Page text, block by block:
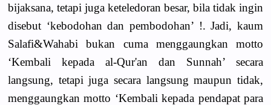
bijaksana, tetapi juga keteledoran besar, bila tidak ingin
disebut ‘kebodohan dan pembodohan’ !. Jadi, kaum
Salafi&Wahabi bukan cuma menggaungkan motto
‘Kembali kepada al-Qur'an dan Sunnah’ secara
langsung, tetapi juga secara langsung maupun tidak,
menggaungkan motto ‘Kembali kepada pendapat para